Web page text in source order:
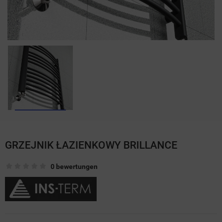
GRZEJNIK ŁAZIENKOWY BRILLANCE
0 bewertungen